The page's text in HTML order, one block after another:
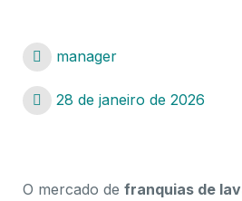
manager
28 de janeiro de 2026
O mercado de franquias de